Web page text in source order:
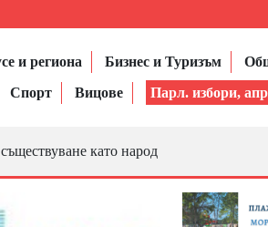
и региона Бизнес и Туризъм
Спорт Вицове Парл. избори,
като народ